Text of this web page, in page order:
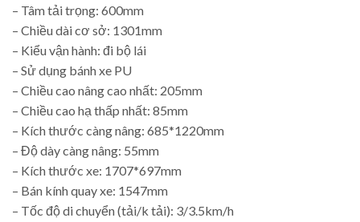
– Tâm tải trọng: 600mm
– Chiều dài cơ sở: 1301mm
– Kiểu vận hành: đi bộ lái
– Sử dụng bánh xe PU
– Chiều cao nâng cao nhất: 205mm
– Chiều cao hạ thấp nhất: 85mm
– Kích thước càng nâng: 685*1220mm
– Độ dày càng nâng: 55mm
– Kích thước xe: 1707*697mm
– Bán kính quay xe: 1547mm
– Tốc độ di chuyển (tải/k tải): 3/3.5km/h